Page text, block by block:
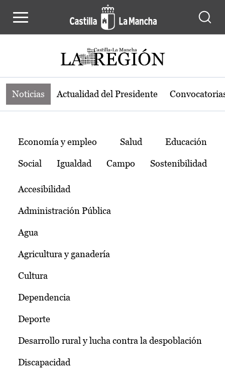
Noticias de la región de Castilla-La
Noticias Actualidad del Presidente
Temas
Economía y empleo Salud Educación
Social Igualdad Campo Sostenibilidad
Accesibilidad
Administración Pública
Agua
Agricultura y ganadería
Cultura
Dependencia
Deporte
Desarrollo rural y lucha contra la despoblación
Discapacidad